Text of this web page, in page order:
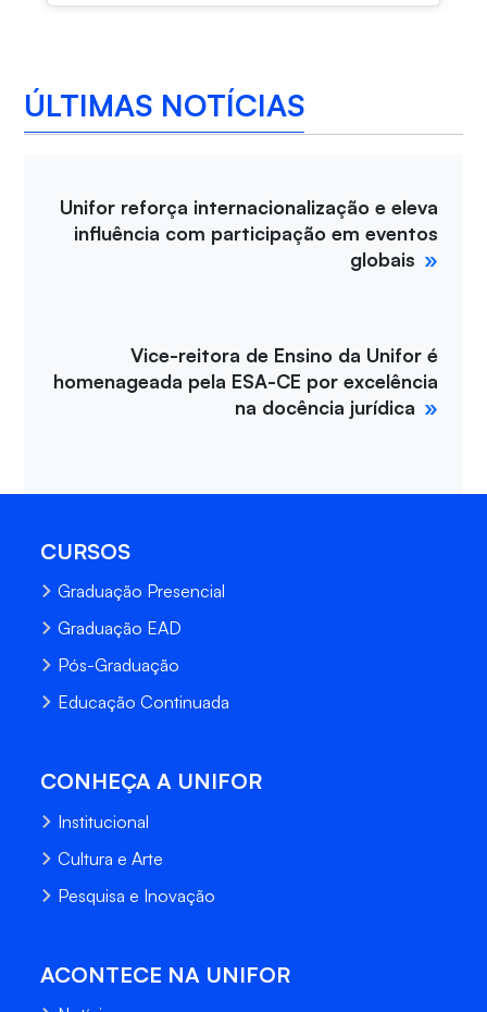
ÚLTIMAS NOTÍCIAS
Unifor reforça internacionalização e eleva
influência com participação em eventos
globais
Vice-reitora de Ensino da Unifor é
homenageada pela ESA-CE por excelência
na docência jurídica
CURSOS
Graduação Presencial
Graduação EAD
Pós-Graduação
Educação Continuada
CONHEÇA A UNIFOR
Institucional
Cultura e Arte
Pesquisa e Inovação
ACONTECE NA UNIFOR